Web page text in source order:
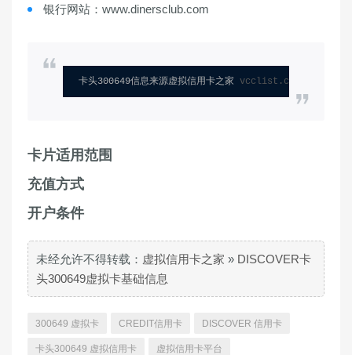
银行网站：www.dinersclub.com
卡头300649信息来源虚拟信用卡之家 vcclist.com
卡片适用范围
充值方式
开户条件
未经允许不得转载： 虚拟信用卡之家 » DISCOVER卡
头300649虚拟卡基础信息
300649 虚拟卡 CREDIT信用卡 DISCOVER 信用卡
卡头300649 虚拟信用卡 虚拟信用卡平台